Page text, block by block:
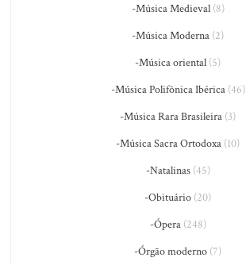
-Música Medieval(8)
-Música Moderna (2)
-Música oriental (5)
-Música Polifônica Ibérica(46)
-Música Rara Brasileira (3)
-Música Sacra Ortodoxa (10)
-Natalinas(45)
-Obituário (20)
-Ópera(248)
-Órgão moderno (7)